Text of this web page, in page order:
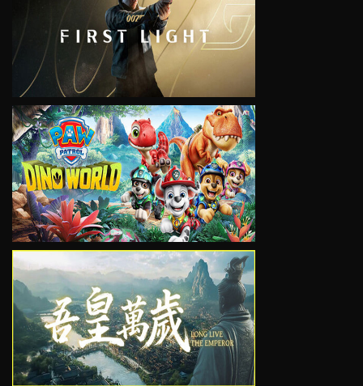
VIEW
VIEW
VIEW